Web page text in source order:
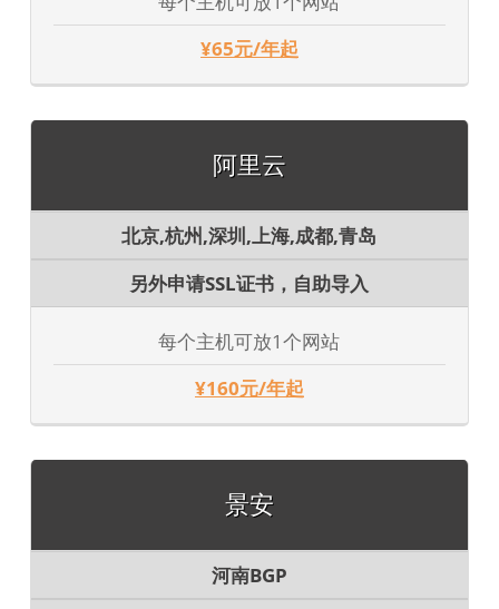
¥65元/年起
阿里云
北京,杭州,深圳,上海,成都,青岛
另外申请SSL证书，自助导入
每个主机可放1个网站
¥160元/年起
景安
河南BGP